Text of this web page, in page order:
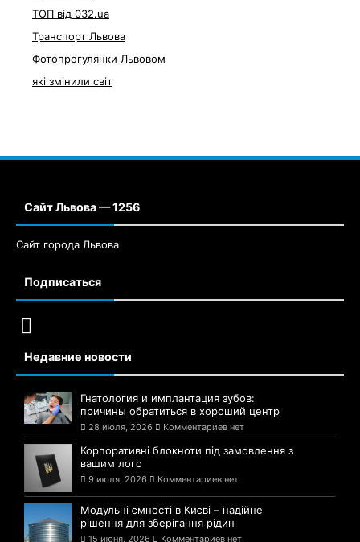
ТОП від 032.ua
Транспорт Львова
Фотопрогулянки Львовом
які змінили світ
Сайт Львова — 1256
Сайт города Львова
Подписаться
Недавние новости
Гнатология и имплантация зубов:
причины обратиться в хороший центр
28 июля, 2026 Комментариев нет
Корпоративні блокноти під замовлення з
вашим лого
9 июля, 2026 Комментариев нет
Модульні ємності в Києві – надійне
рішення для зберігання рідин
15 июня, 2026 Комментариев нет